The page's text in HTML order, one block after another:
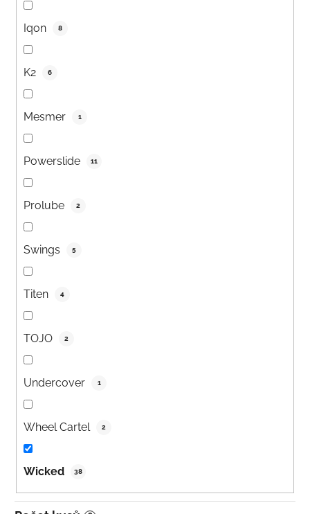
Iqon 8
K2 6
Mesmer 1
Powerslide 11
Prolube 2
Swings 5
Titen 4
TOJO 2
Undercover 1
Wheel Cartel 2
Wicked 38